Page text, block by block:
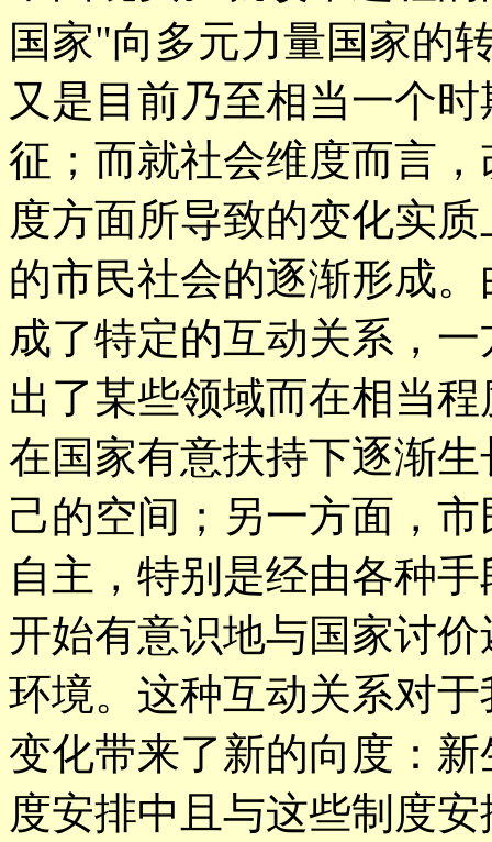
国家"向多元力量国家的
又是目前乃至相当一个
征；而就社会维度而言
度方面所导致的变化实
的市民社会的逐渐形成
成了特定的互动关系，
出了某些领域而在相当
在国家有意扶持下逐渐
己的空间；另一方面，
自主，特别是经由各种
开始有意识地与国家讨
环境。这种互动关系对
变化带来了新的向度：
度安排中且与这些制度